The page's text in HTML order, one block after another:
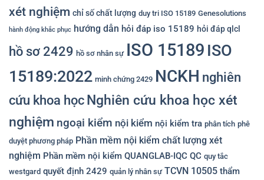
xét nghiệm chỉ số chất lượng duy tri ISO 15189 Genesolutions
hành động khắc phục hướng dẫn hỏi đáp iso 15189 hỏi đáp qlcl
hồ sơ 2429 hồ sơ nhân sự ISO 15189 ISO
15189:2022 minh chứng 2429 NCKH nghiên
cứu khoa học Nghiên cứu khoa học xét
nghiệm ngoại kiểm nội kiểm nội kiểm tra phân tích phê
duyệt phương pháp Phần mềm nội kiểm chất lượng xét
nghiệm Phần mềm nội kiểm QUANGLAB-IQC QC quy tắc
westgard quyết định 2429 quản lý nhân sự TCVN 10505 thẩm